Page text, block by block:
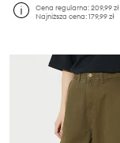
Cena regularna:209,99 zł
Najniższa cena:179,99 zł